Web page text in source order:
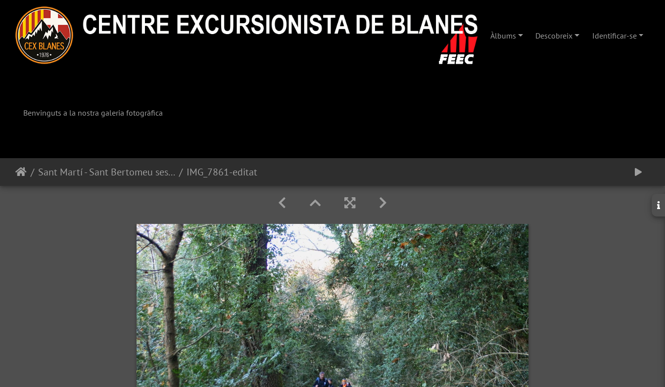
Àlbums Descobreix Identificar-se
Benvinguts a la nostra galeria fotogràfica
Sant Martí - Sant Bertomeu ses gorgues IMG_7861-editat